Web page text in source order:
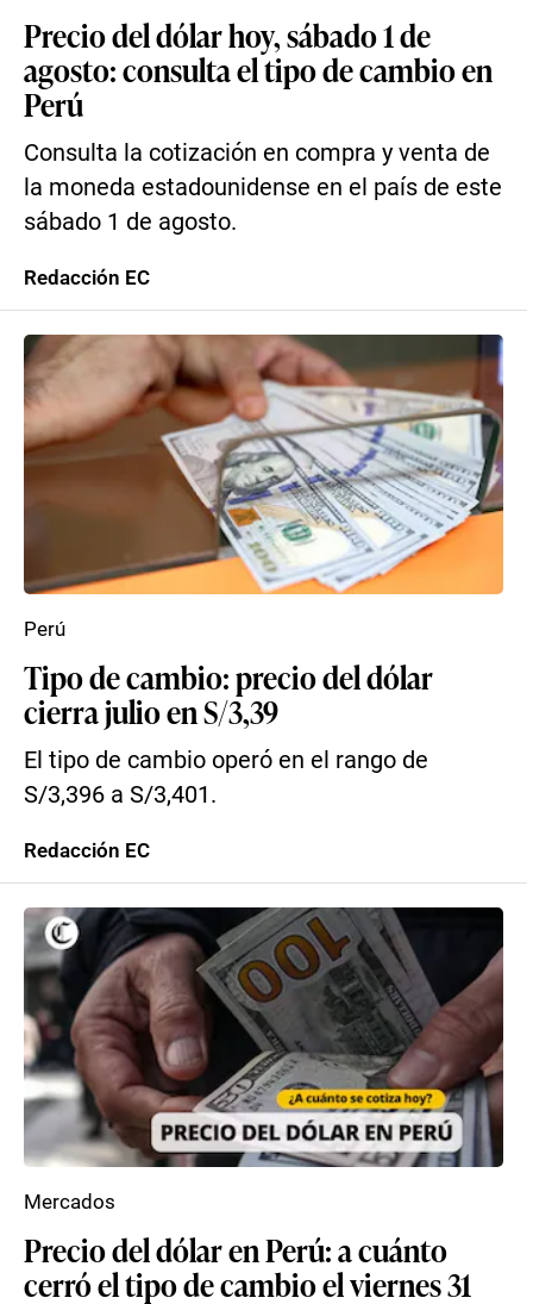
Precio del dólar hoy, sábado 1 de
agosto: consulta el tipo de cambio en
Perú
Consulta la cotización en compra y venta de
la moneda estadounidense en el país de este
sábado 1 de agosto.
Redacción EC
Tipo de cambio: precio del dólar
cierra julio en S/3,39
El tipo de cambio operó en el rango de
S/3,396 a S/3,401.
Perú
Redacción EC
Precio del dólar en Perú: a cuánto
cerró el tipo de cambio el viernes 31
Mercados